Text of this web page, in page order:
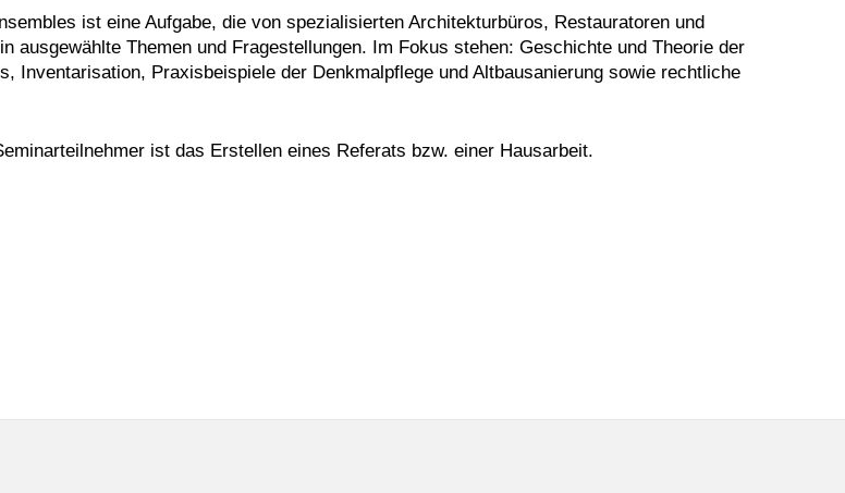
ist eine Aufgabe, die von spezialisierten Architekturbüros, Restauratoren und
ausgewählte Themen und Fragestellungen. Im Fokus stehen: Geschichte und Theorie der
Inventarisation, Praxisbeispiele der Denkmalpflege und Altbausanierung sowie rechtliche
ist das Erstellen eines Referats bzw. einer Hausarbeit.